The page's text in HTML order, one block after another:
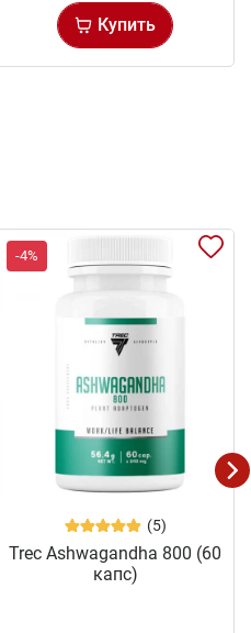
Купить
-4%
(5)
Trec Ashwagandha 800 (60
капс)